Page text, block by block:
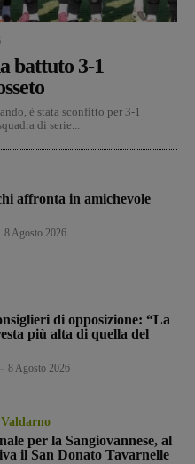
battuto 3-1
è stata sconfitto per 3-1
di serie...
affronta in amichevole
8 Agosto 2026
di opposizione: “La
più alta di quella del
8 Agosto 2026
per la Sangiovannese, al
il San Donato Tavarnelle